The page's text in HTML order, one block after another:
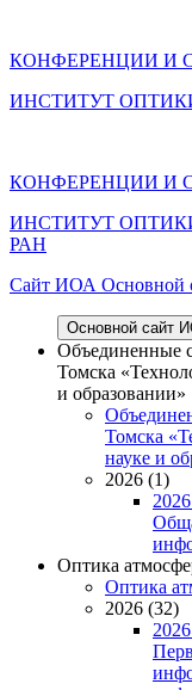
КОНФЕРЕНЦИИ И
ИНСТИТУТ
КОНФЕРЕНЦИИ И
ИНСТИТУТ
РАН
Cайт ИОА Основной
Основной сайт
Объединенные
Томска
и образовании»
Томска
науке и
2026 (1)
Оптика
Оптика
2026 (32)